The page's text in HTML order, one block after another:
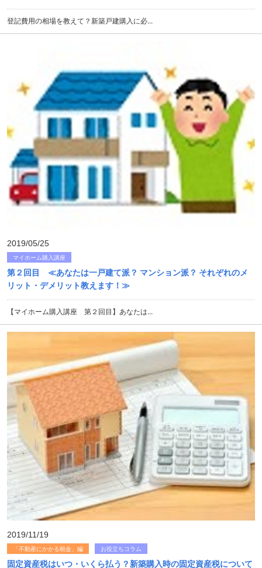
登記費用の相場を教えて？新築戸建購入に必...
2019/05/25
マイホーム購入講座
第２回目 ≪あなたは一戸建て派？ マンション派？ それぞれのメ
リット・デメリット教えます！≫
【マイホーム購入講座 第２回目】あなたは...
2019/11/19
「不動産にかかる税金」編 お役立ちコラム
固定資産税はいつ・いくら払う？新築購入時の固定資産税について